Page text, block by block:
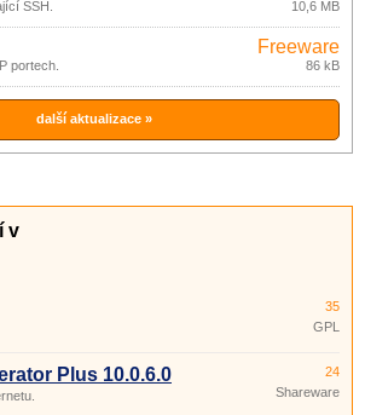
SSH. 10,6 MB
portech.
Freeware
86 kB
další aktualizace »
v
35
GPL
Plus 10.0.6.0
24
Shareware